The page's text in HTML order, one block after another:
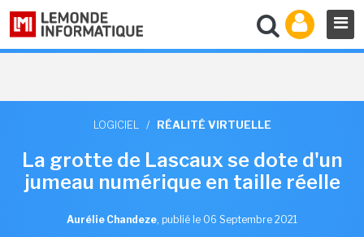
LOGICIEL / RÉALITÉ VIRTUELLE
La grotte de Lascaux se dote d'un
jumeau numérique en taille réelle
Aurélie Chandeze, publié le 06 Septembre 2021